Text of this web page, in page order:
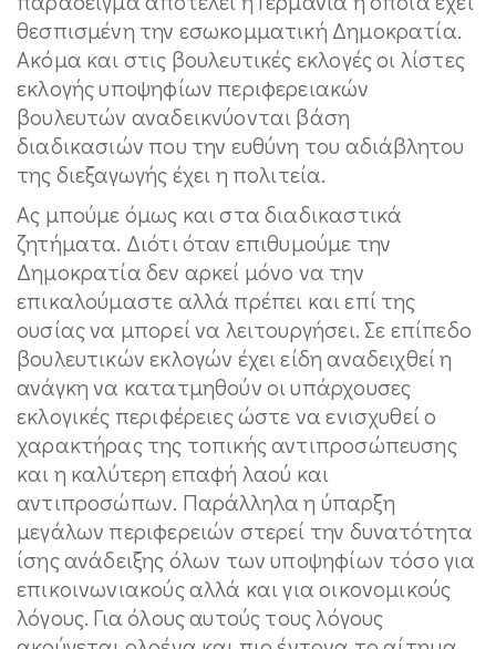
θεσπισμένη την εσωκομματική Δημοκρατία.
Ακόμα και στις βουλευτικές εκλογές οι λίστες
εκλογής υποψηφίων περιφερειακών
βουλευτών αναδεικνύονται βάση
διαδικασιών που την ευθύνη του αδιάβλητου
της διεξαγωγής έχει η πολιτεία.
Ας μπούμε όμως και στα διαδικαστικά
ζητήματα. Διότι όταν επιθυμούμε την
Δημοκρατία δεν αρκεί μόνο να την
επικαλούμαστε αλλά πρέπει και επί της
ουσίας να μπορεί να λειτουργήσει. Σε επίπεδο
βουλευτικών εκλογών έχει είδη αναδειχθεί η
ανάγκη να κατατμηθούν οι υπάρχουσες
εκλογικές περιφέρειες ώστε να ενισχυθεί ο
χαρακτήρας της τοπικής αντιπροσώπευσης
και η καλύτερη επαφή λαού και
αντιπροσώπων. Παράλληλα η ύπαρξη
μεγάλων περιφερειών στερεί την δυνατότητα
ίσης ανάδειξης όλων των υποψηφίων τόσο για
επικοινωνιακούς αλλά και για οικονομικούς
λόγους. Για όλους αυτούς τους λόγους